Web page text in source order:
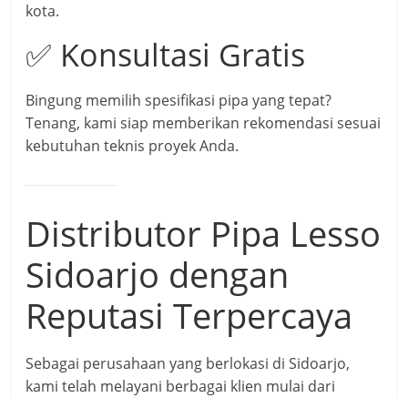
kota.
✅ Konsultasi Gratis
Bingung memilih spesifikasi pipa yang tepat?
Tenang, kami siap memberikan rekomendasi sesuai
kebutuhan teknis proyek Anda.
Distributor Pipa Lesso
Sidoarjo dengan
Reputasi Terpercaya
Sebagai perusahaan yang berlokasi di Sidoarjo,
kami telah melayani berbagai klien mulai dari